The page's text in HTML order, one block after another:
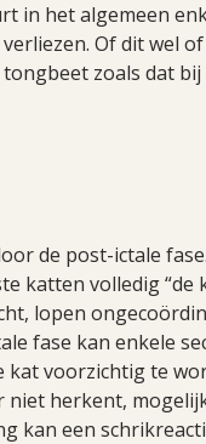
in het algemeen
Of dit wel
zoals dat
de post-ictale
katten volledig
lopen
fase kan enkele
kat voorzichtig te
niet herkent,
kan een